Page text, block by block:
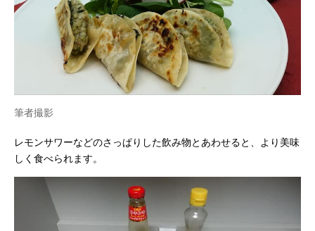
筆者撮影
レモンサワーなどのさっぱりした飲み物とあわせると、より美味
しく食べられます。